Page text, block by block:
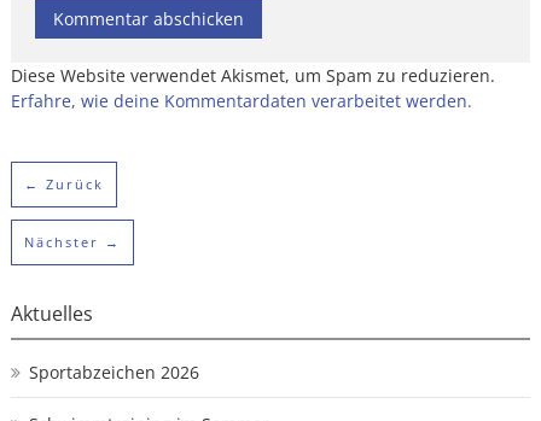
Diese Website verwendet Akismet, um Spam zu reduzieren.
Erfahre, wie deine Kommentardaten verarbeitet werden.
← Zurück
Nächster →
Aktuelles
Sportabzeichen 2026